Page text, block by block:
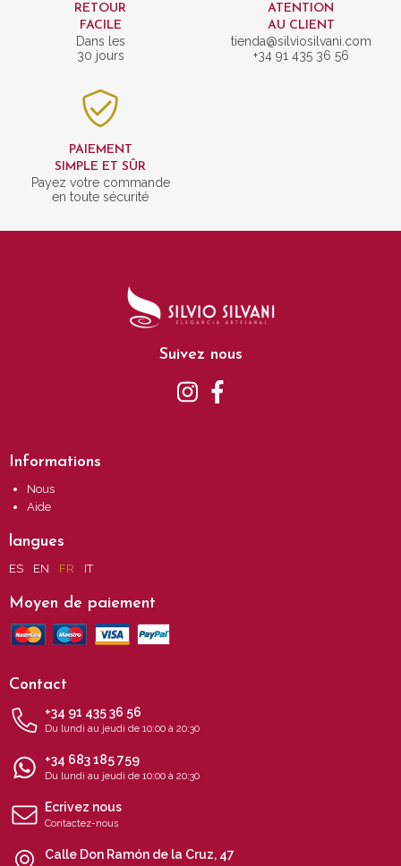
RETOUR
FACILE
Dans les
30 jours
ATENTION
AU CLIENT
tienda@silviosilvani.com
+34 91 435 36 56
PAIEMENT
SIMPLE ET SÛR
Payez votre commande
en toute sécurité
Suivez nous
Informations
Nous
Aide
langues
ES EN FR IT
Moyen de paiement
Contact
+34 91 435 36 56
Du lundi au jeudi de 10:00 à 20:30
+34 683 185 759
Du lundi au jeudi de 10:00 à 20:30
Ecrivez nous
Contactez-nous
Calle Don Ramón de la Cruz, 47